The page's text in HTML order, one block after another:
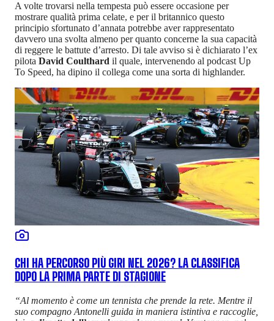
A volte trovarsi nella tempesta può essere occasione per
mostrare qualità prima celate, e per il britannico questo
principio sfortunato d’annata potrebbe aver rappresentato
davvero una svolta almeno per quanto concerne la sua capacità
di reggere le battute d’arresto. Di tale avviso si è dichiarato l’ex
pilota David Coulthard il quale, intervenendo al podcast Up
To Speed, ha dipino il collega come una sorta di highlander.
CHI HA PERCORSO PIÙ GIRI NEL 2026? LA CLASSIFICA
DOPO LA PRIMA PARTE DI STAGIONE
“Al momento è come un tennista che prende la rete. Mentre il
suo compagno Antonelli guida in maniera istintiva e raccoglie,